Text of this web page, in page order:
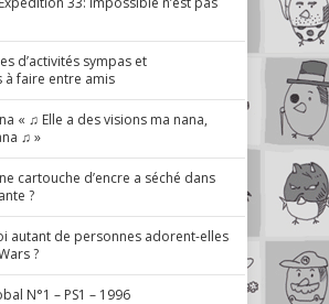
d’activités sympas et
à faire entre amis
« ♫ Elle a des visions ma nana,
♫ »
cartouche d’encre a séché dans
?
autant de personnes adorent-elles
?
N°1 – PS1 – 1996